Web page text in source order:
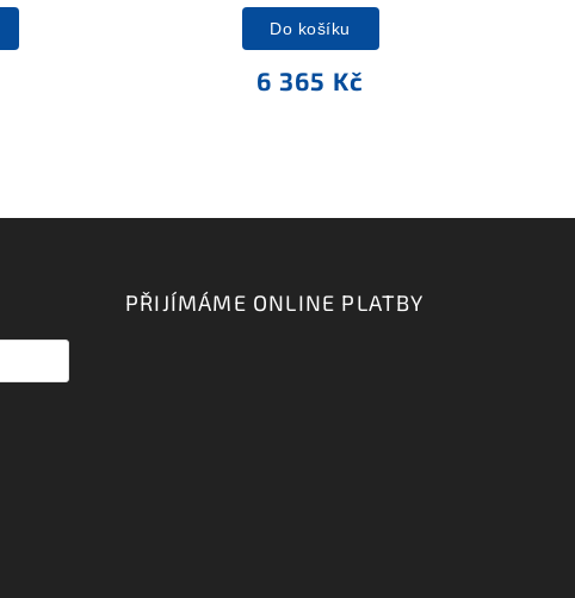
6 365 Kč
Do košíku
PŘIJÍMÁME ONLINE PLATBY